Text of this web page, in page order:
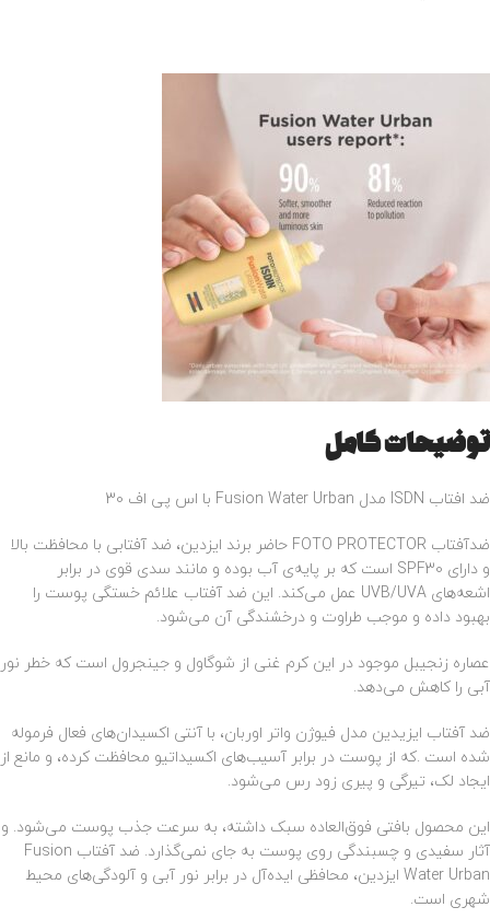
توضیحات کامل
ضد افتاب ISDN مدل Fusion Water Urban با اس پی اف 30
ضدآفتاب FOTO PROTECTOR حاضر برند ایزدین، ضد آفتابی با محافظت بالا
و دارای SPF30 است که بر پایه‌ی آب بوده و مانند سدی قوی در برابر
اشعه‌های UVB/UVA عمل می‌کند. این ضد آفتاب علائم خستگی پوست را
بهبود داده و موجب طراوت و درخشندگی آن می‌شود.
عصاره زنجیبل موجود در این کرم غنی از شوگاول و جینجرول است که خطر نور
آبی را کاهش می‌دهد.
ضد آفتاب ایزیدین مدل فیوژن واتر اوربان، با آنتی اکسیدان‌های فعال فرموله
شده است .که از پوست در برابر آسیب‌های اکسیداتیو محافظت کرده، و مانع از
ایجاد لک، تیرگی و پیری زود رس می‌شود.
این محصول بافتی فوق‌العاده سبک داشته، به سرعت جذب پوست می‌شود. و
آثار سفیدی و چسبندگی روی پوست به جای نمی‌گذارد. ضد آفتاب Fusion
Water Urban ایزدین، محافظی ایده‌آل در برابر نور آبی و آلودگی‌های محیط
شهری است.